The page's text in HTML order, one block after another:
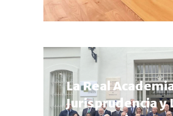
La Real
Jurisprudencia y